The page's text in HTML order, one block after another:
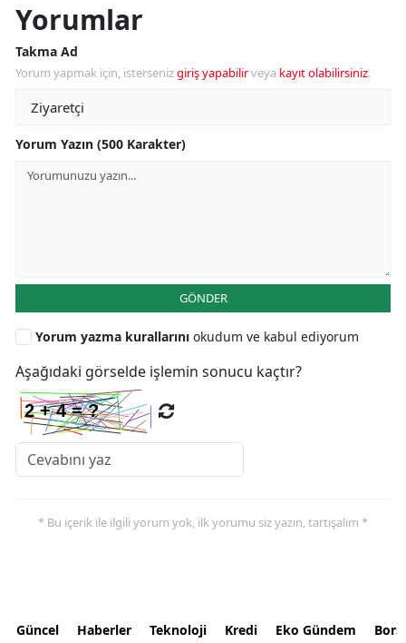
Yorumlar
Takma Ad
Yorum yapmak için, istersenizgiriş yapabilirveya kayıt olabilirsiniz.
Yorum Yazın (500 Karakter)
GÖNDER
Yorum yazma kurallarını okudum ve kabul ediyorum
Aşağıdaki görselde işlemin sonucu kaçtır?
* Bu içerik ile ilgili yorum yok, ilk yorumu siz yazın, tartışalım *
Güncel Haberler Teknoloji Kredi Eko Gündem